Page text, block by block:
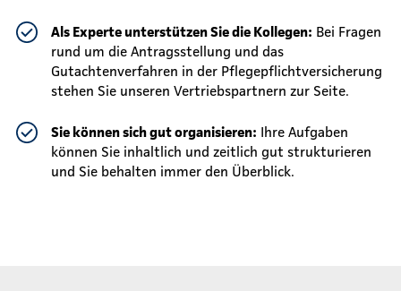
Als Experte unterstützen Sie die Kollegen: Bei Fragen
rund um die Antragsstellung und das
Gutachtenverfahren in der Pflegepflichtversicherung
stehen Sie unseren Vertriebspartnern zur Seite.
Sie können sich gut organisieren: Ihre Aufgaben
können Sie inhaltlich und zeitlich gut strukturieren
und Sie behalten immer den Überblick.